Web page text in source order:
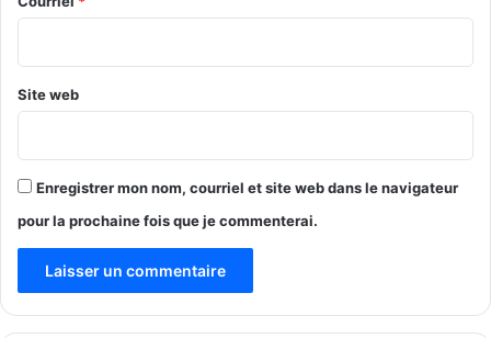
Site web
Enregistrer mon nom, courriel et site web dans le navigateur
pour la prochaine fois que je commenterai.